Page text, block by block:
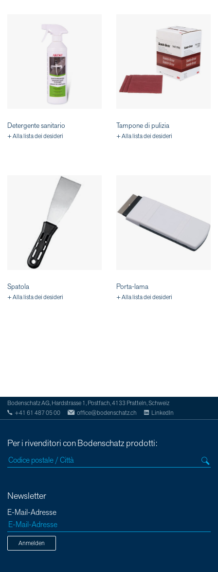
Detergente sanitario
+ Alla lista dei desideri
Tampone di pulizia
+ Alla lista dei desideri
Spatola
+ Alla lista dei desideri
Porta-lama
+ Alla lista dei desideri
Bodenschatz AG, Hardstrasse 1, Postfach, 4133 Pratteln, Schweiz
+41 61 487 05 00
office@bodenschatz.ch LinkedIn
Per i rivenditori con Bodenschatz prodotti:
Newsletter
E-Mail-Adresse
Anmelden